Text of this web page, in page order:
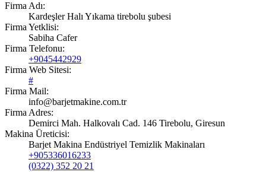
Firma Adı:
Kardeşler Halı Yıkama tirebolu şubesi
Firma Yetklisi:
Sabiha Cafer
Firma Telefonu:
+9045442929
Firma Web Sitesi:
#
Firma Mail:
info@barjetmakine.com.tr
Firma Adres:
Demirci Mah. Halkovalı Cad. 146 Tirebolu, Giresun
Makina Üreticisi:
Barjet Makina Endüstriyel Temizlik Makinaları
+905336016233
(0322) 352 20 21